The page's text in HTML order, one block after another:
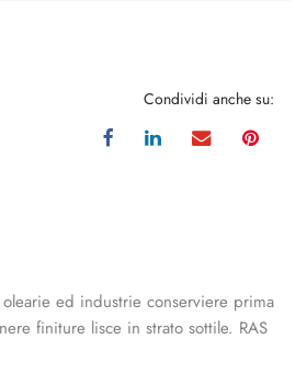
Condividi anche su:
ed industrie conserviere prima
finiture lisce in strato sottile. RAS